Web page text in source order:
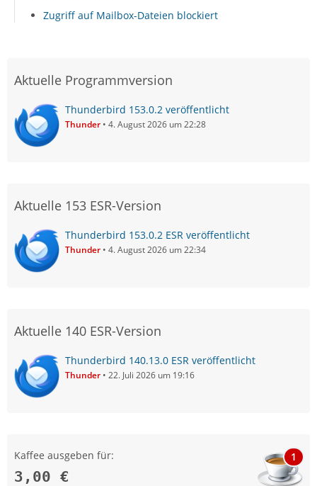
Zugriff auf Mailbox-Dateien blockiert
Aktuelle Programmversion
Thunderbird 153.0.2 veröffentlicht
Thunder 4. August 2026 um 22:28
Aktuelle 153 ESR-Version
Thunderbird 153.0.2 ESR veröffentlicht
Thunder 4. August 2026 um 22:34
Aktuelle 140 ESR-Version
Thunderbird 140.13.0 ESR veröffentlicht
Thunder 22. Juli 2026 um 19:16
Kaffee ausgeben für:
3,00 €
1